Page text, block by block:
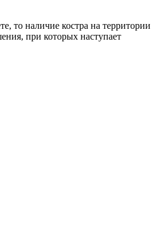
то наличие костра на территории
при которых наступает